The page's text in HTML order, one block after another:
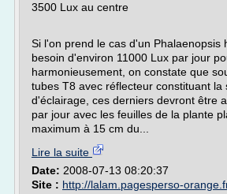
3500 Lux au centre
Si l'on prend le cas d'un Phalaenopsis
besoin d'environ 11000 Lux par jour
harmonieusement, on constate que
tubes T8 avec réflecteur constituant la
d'éclairage, ces derniers devront être
par jour avec les feuilles de la plante
maximum à 15 cm du...
Lire la suite
Date: 2008-07-13 08:20:37
Site : http://lalam.pagesperso-